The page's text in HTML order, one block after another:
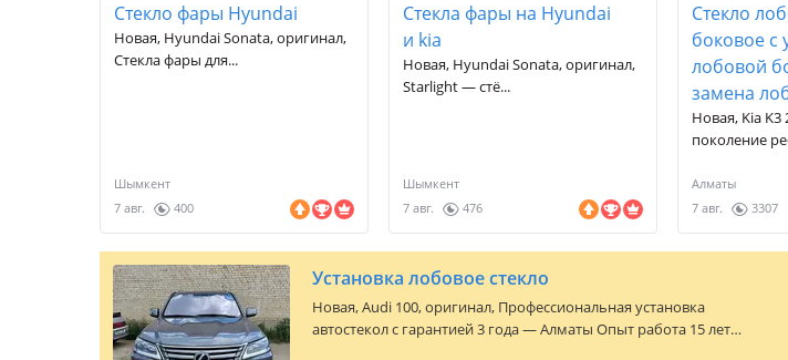
Стекло фары Hyundai
Новая, Hyundai Sonata, оригинал,
Стекла фары для...
Шымкент
7 авг.
400
Стекла фары на Hyundai
и kia
Новая, Hyundai Sonata, оригинал,
Starlight — стё...
Шымкент
7 авг.
476
Стекло
боковое с
лобовой
замена
Новая, Kia K3
поколение
Алматы
7 авг.
3307
Установка лобовое стекло
Новая,Audi 100, оригинал, Профессиональная установка
автостекол с гарантией 3 года — Алматы Опыт работа 15 лет